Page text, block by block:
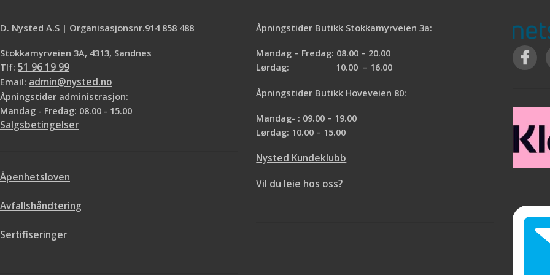
D. Nysted A.S | Organisasjonsnr.914 858 488
Stokkamyrveien 3A, 4313, Sandnes
Tlf: 51 96 19 99
Email: admin@nysted.no
Åpningstider administrasjon:
Mandag - Fredag: 08.00 - 15.00
Salgsbetingelser
Åpenhetsloven
Avfallshåndtering
Sertifiseringer
Åpningstider Butikk Stokkamyrveien 3a:
Mandag – Fredag: 08.00 – 20.00
Lørdag: 10.00 – 16.00
Åpningstider Butikk Hoveveien 80:
Mandag- : 09.00 – 19.00
Lørdag: 10.00 – 15.00
Nysted Kundeklubb
Vil du leie hos oss?